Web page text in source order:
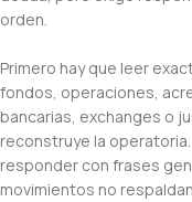
orden.
Primero hay que leer
fondos, operaciones,
bancarias, exchanges o
reconstruye la
responder con frases
movimientos no